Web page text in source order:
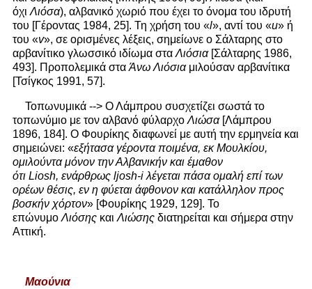
όχι Λιόσα), αλβανικό χωριό που έχει το όνομα του ιδρυτή
του [Γέροντας 1984, 25]. Τη χρήση του «l», αντί του «u» ή
του «v», σε ορισμένες λέξεις, σημείωνε ο Σάλταρης στο
αρβανίτικο γλωσσικό ιδίωμα στα Λιόσια[Σάλταρης 1986,
493]. Προπολεμικά στα Άνω Λιόσιαμιλούσαν αρβανίτικα
[Τσίγκος 1991, 57].
Τοπωνυμικά --> Ο Λάμπρου συσχετίζει σωστά το
τοπωνύμιο με τον αλβανό φύλαρχο Λιώσα[Λάμπρου
1896, 184]. Ο Φουρίκης διαφωνεί με αυτή την ερμηνεία και
σημειώνει: «εξήτασα γέροντα ποιμένα, εκ Μουλκίου,
ομιλούντα μόνον την Αλβανικήν και έμαθον
ότι Liosh, ενάρθρως ljosh-i λέγεται πάσα ομαλή επί των
ορέων θέσις, εν η φύεται άφθονον και κατάλληλον προς
βοσκήν χόρτον» [Φουρίκης 1929, 129]. Το
επώνυμο Λιόσηςκαι Λιώσηςδιατηρείται και σήμερα στην
Αττική.
Μαούνια